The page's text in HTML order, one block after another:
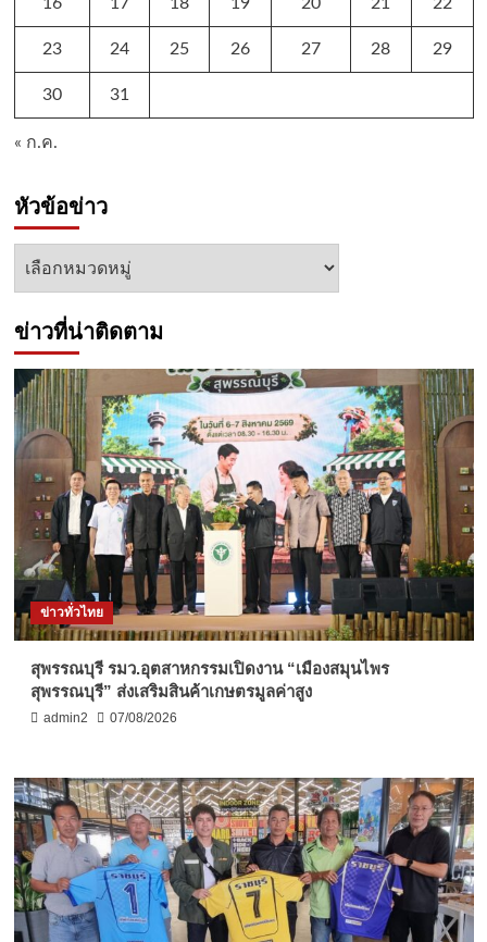
23 24 25 26 27 28 29
30 31
« ก.ค.
หัวข้อข่าว
หัวข้อ
ข่าวที่น่าติดตาม
ข่าวทั่วไทย
สุพรรณบุรี รมว.อุตสาหกรรมเปิดงาน “เมืองสมุนไพร
สุพรรณบุรี” ส่งเสริมสินค้าเกษตรมูลค่าสูง
admin2 07/08/2026